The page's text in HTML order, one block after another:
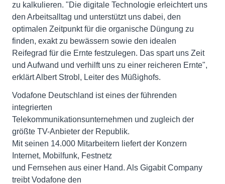
zu kalkulieren. "Die digitale Technologie erleichtert uns
den Arbeitsalltag und unterstützt uns dabei, den
optimalen Zeitpunkt für die organische Düngung zu
finden, exakt zu bewässern sowie den idealen
Reifegrad für die Ernte festzulegen. Das spart uns Zeit
und Aufwand und verhilft uns zu einer reicheren Ernte",
erklärt Albert Strobl, Leiter des Müßighofs.
Vodafone Deutschland ist eines der führenden
integrierten
Telekommunikationsunternehmen und zugleich der
größte TV-Anbieter der Republik.
Mit seinen 14.000 Mitarbeitern liefert der Konzern
Internet, Mobilfunk, Festnetz
und Fernsehen aus einer Hand. Als Gigabit Company
treibt Vodafone den